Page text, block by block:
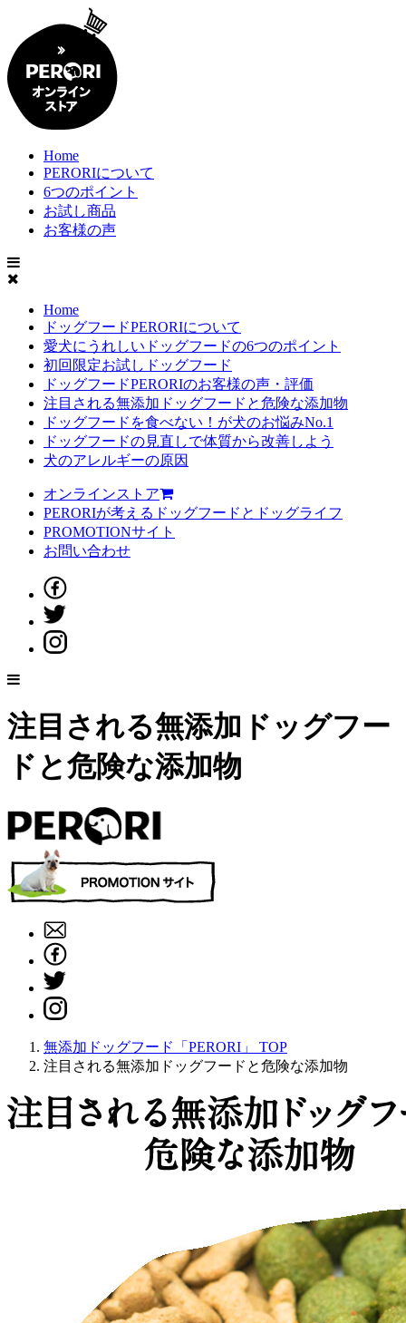
Home
PERORIについて
6つのポイント
お試し商品
お客様の声
Home
ドッグフードPERORIについて
愛犬にうれしいドッグフードの6つのポイント
初回限定お試しドッグフード
ドッグフードPERORIのお客様の声・評価
注目される無添加ドッグフードと危険な添加物
ドッグフードを食べない！が犬のお悩みNo.1
ドッグフードの見直しで体質から改善しよう
犬のアレルギーの原因
オンラインストア
PERORIが考えるドッグフードとドッグライフ
PROMOTIONサイト
お問い合わせ
注目される無添加ドッグフー
ドと危険な添加物
無添加ドッグフード「PERORI」 TOP
注目される無添加ドッグフードと危険な添加物